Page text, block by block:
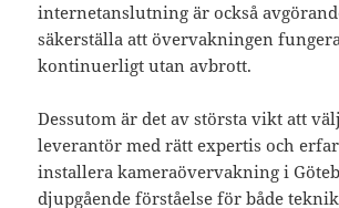
internetanslutning är också
säkerställa att övervakningen
kontinuerligt utan avbrott.
Dessutom är det av största vikt att
leverantör med rätt expertis och
installera kameraövervakning i
djupgående förståelse för både